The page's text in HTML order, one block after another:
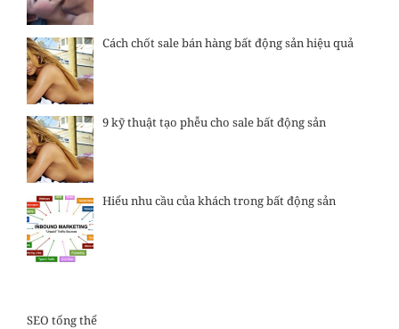
Cách chốt sale bán hàng bất động sản hiệu quả
9 kỹ thuật tạo phễu cho sale bất động sản
Hiểu nhu cầu của khách trong bất động sản
SEO tổng thể